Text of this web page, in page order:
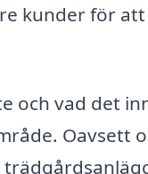
kunder för
och vad det
Oavsett